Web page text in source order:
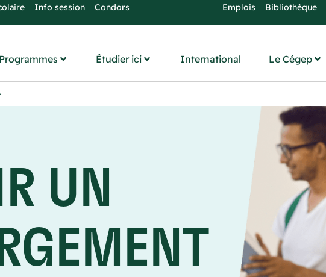
Info session Condors Emplois Bibliothèque
Programmes Étudier ici International Le Cégep
UN